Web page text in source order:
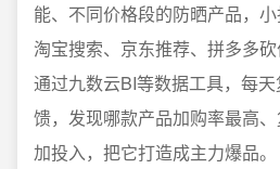
能、不同价格段的防晒产品，
淘宝搜索、京东推荐、拼多多砍
通过九数云BI等数据工具，每
馈，发现哪款产品加购率最高
加投入，把它打造成主力爆品。